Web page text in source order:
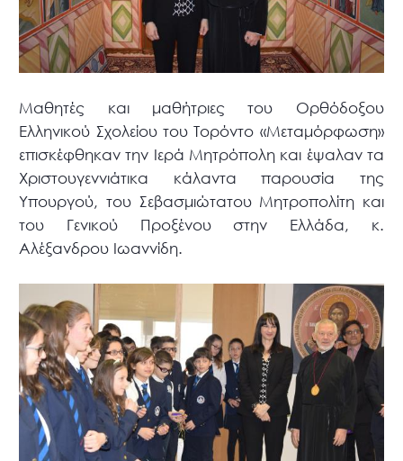
Μαθητές και μαθήτριες του Ορθόδοξου
Ελληνικού Σχολείου του Τορόντο «Μεταμόρφωση»
επισκέφθηκαν την Ιερά Μητρόπολη και έψαλαν τα
Χριστουγεννιάτικα κάλαντα παρουσία της
Υπουργού, του Σεβασμιώτατου Μητροπολίτη και
του Γενικού Προξένου στην Ελλάδα, κ.
Αλέξανδρου Ιωαννίδη.